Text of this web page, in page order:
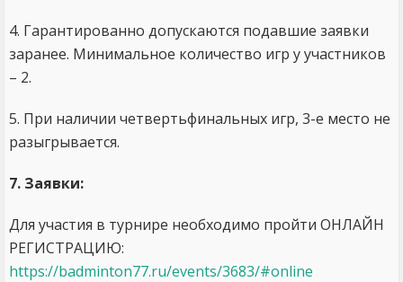
4. Гарантированно допускаются подавшие заявки
заранее. Минимальное количество игр у участников
– 2.
5. При наличии четвертьфинальных игр, 3-е место не
разыгрывается.
7. Заявки:
Для участия в турнире необходимо пройти ОНЛАЙН
РЕГИСТРАЦИЮ:
https://badminton77.ru/events/3683/#online